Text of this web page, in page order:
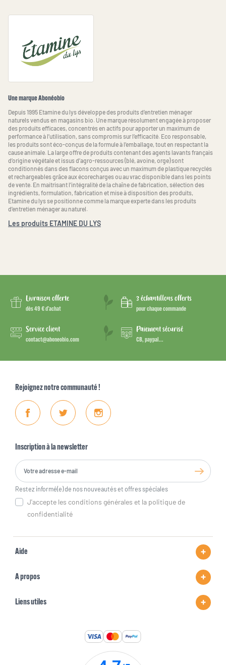
Une marque Abonéobio
Depuis 1995 Etamine du lys développe des produits d’entretien ménager
naturels vendus en magasins bio. Une marque résolument engagée à proposer
des produits efficaces, concentrés en actifs pour apporter un maximum de
performance à l’utilisation, sans compromis sur l’efficacité. Eco responsable,
les produits sont éco-conçus de la formule à l’emballage, tout en respectant la
cause animale. La large offre de produits contenant des agents lavants français
d’origine végétale et issus d’agro-ressources (blé, avoine, orge) sont
conditionnés dans des flacons conçus avec un maximum de plastique recyclés
et rechargeables grâce aux écorecharges ou au vrac disponible dans les points
de vente. En maitrisant l’intégralité de la chaîne de fabrication, sélection des
ingrédients, formulation, fabrication et mise à disposition des produits,
Etamine du lys se positionne comme la marque experte dans les produits
d’entretien ménager au naturel.
Les produits ETAMINE DU LYS
Livraison offerte
dès 49 € d’achat
3 échantillons offerts
pour chaque commande
Service client
contact@aboneobio.com
Paiement sécurisé
CB, paypal...
Rejoignez notre communauté !
FacebookTwitter Instagram
Inscription à la newsletter
Restez informé(e) de nos nouveautés et offres spéciales
J'accepte les conditions générales et la politique de
confidentialité
Aide
A propos
Liens utiles